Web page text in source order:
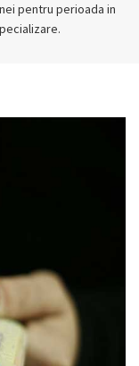
pentru perioada in